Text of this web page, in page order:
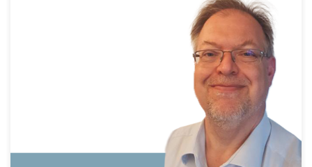
Keynote von Dr. Till Ackermann Vortrag am 06.07.2021